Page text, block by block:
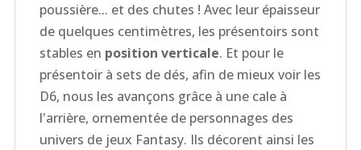
poussière... et des chutes ! Avec leur épaisseur
de quelques centimètres, les présentoirs sont
stables en position verticale. Et pour le
présentoir à sets de dés, afin de mieux voir les
D6, nous les avançons grâce à une cale à
l'arrière, ornementée de personnages des
univers de jeux Fantasy. Ils décorent ainsi les